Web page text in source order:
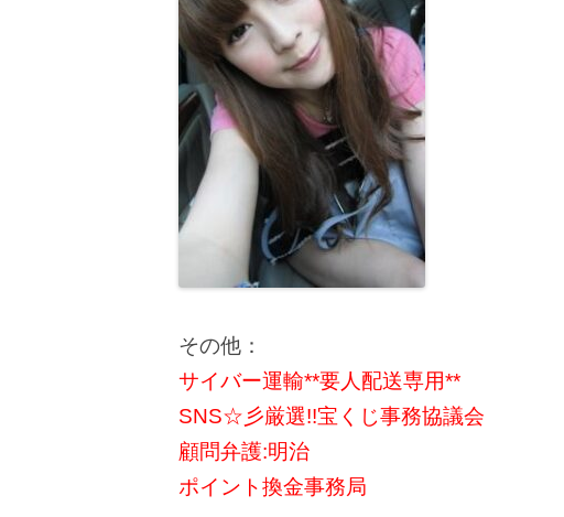
その他：
サイバー運輸**要人配送専用**
SNS☆彡厳選!!宝くじ事務協議会
顧問弁護:明治
ポイント換金事務局